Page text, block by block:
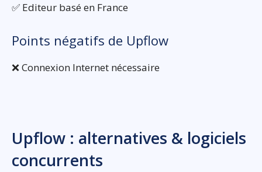
✅ Editeur basé en France
Points négatifs de Upflow
❌ Connexion Internet nécessaire
Upflow : alternatives & logiciels
concurrents